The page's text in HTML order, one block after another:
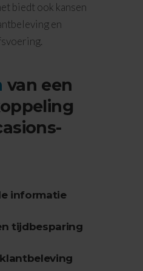
biedt ook kansen
en
van een
informatie
tijdbesparing